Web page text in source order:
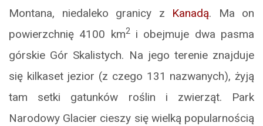
Montana, niedaleko granicy z Kanadą. Ma on
powierzchnię 4100 km2i obejmuje dwa pasma
górskie Gór Skalistych. Na jego terenie znajduje
się kilkaset jezior (z czego 131 nazwanych), żyją
tam setki gatunków roślin i zwierząt. Park
Narodowy Glacier cieszy się wielką popularnością